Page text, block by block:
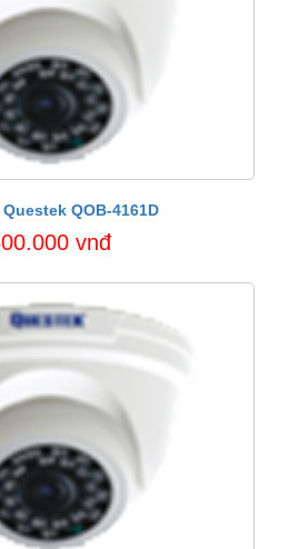
Questek QOB-4161D
vnđ